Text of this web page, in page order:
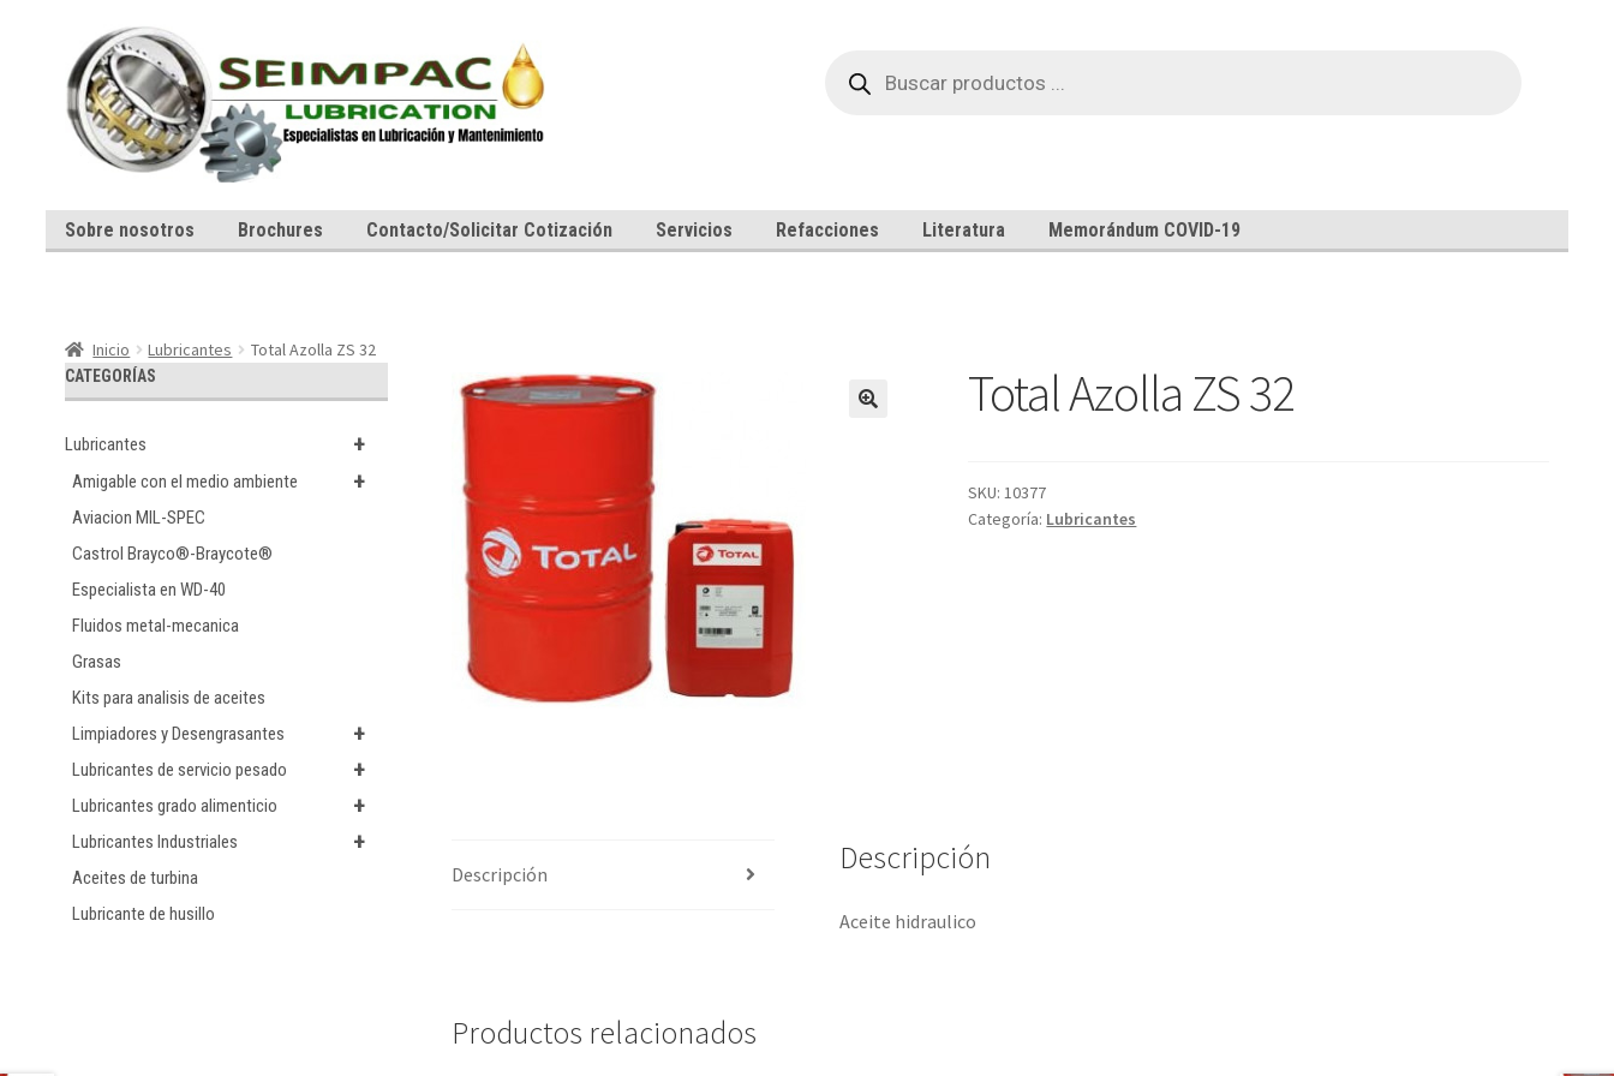
a
la
navegación
al
contenido
productos
Sobre nosotros Brochures Contacto/Solicitar Cotización Servicios Refacciones Literatura Memorándum COVID-19
Inicio Lubricantes Total Azolla ZS 32
Total Azolla ZS 32
SKU:10377
Categoría: Lubricantes
Descripción Descripción
Aceite hidraulico
Productos relacionados
CATEGORÍAS
+
Lubricantes
+
Amigable con el medio ambiente
Aviacion MIL-SPEC
Castrol Brayco®-Braycote®
Especialista en WD-40
Fluidos metal-mecanica
Grasas
Kits para analisis de aceites
+
Limpiadores y Desengrasantes
+
Lubricantes de servicio pesado
+
Lubricantes grado alimenticio
+
Lubricantes Industriales
Aceites de turbina
Lubricante de husillo